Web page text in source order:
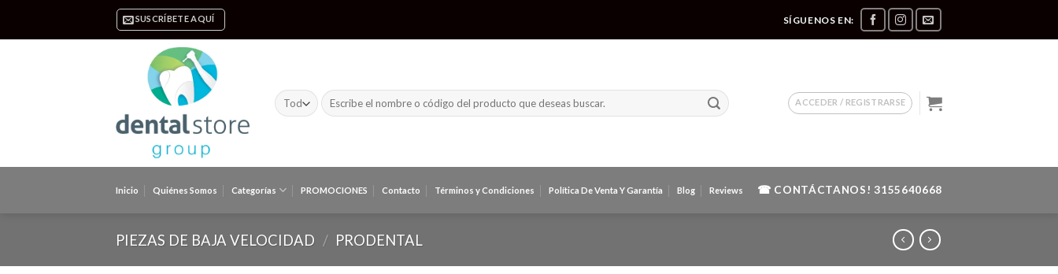
SUSCRÍBETE AQUÍ SÍGUENOS EN:
Buscar
por:
ACCEDER / REGISTRARSE
Inicio Quiénes Somos Categorías PROMOCIONES Contacto Términos y Condiciones Política De Venta Y Garantía Blog Reviews ☎ CONTÁCTANOS! 3155640668
PIEZAS DE BAJA VELOCIDAD / PRODENTAL